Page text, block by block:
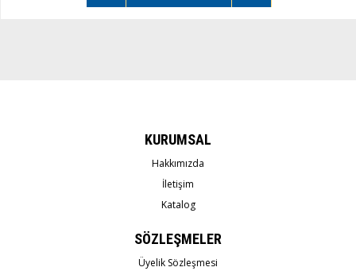
KURUMSAL
Hakkımızda
İletişim
Katalog
SÖZLEŞMELER
Üyelik Sözleşmesi